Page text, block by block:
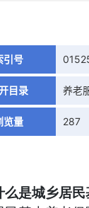
引号
目录 养老
览量 287
么是城乡居民